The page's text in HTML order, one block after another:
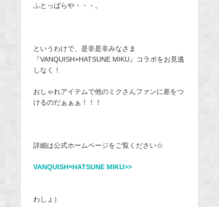
ふとっぱらや・・・。
というわけで、是非是非みなさま
『VANQUISH×HATSUNE MIKU』コラボをお見逃
しなく！
おしゃれアイテムで他のミクさんファンに差をつ
けるのだぁぁぁ！！！
詳細は公式ホームページをご覧ください☆
VANQUISH×HATSUNE MIKU>>
わしょ）